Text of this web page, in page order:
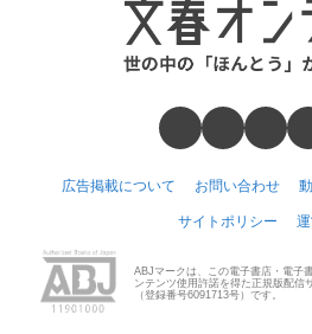
広告掲載について お問い合わせ
サイトポリシー
ABJマークは、この電子書店・電子
ンテンツ使用許諾を得た正規版配信
（登録番号6091713号）です。